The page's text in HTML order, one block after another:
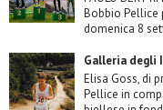
Bobbio Pellice
domenica 8
Galleria degli
Elisa Goss, di
Pellice in